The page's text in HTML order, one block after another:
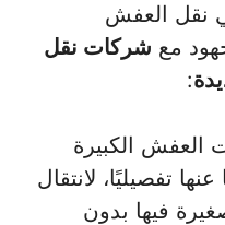
نقل العفش
مع شركات نقل
:
العفش الكبيرة
تفصيليًا، لانتقال
فيها بدون